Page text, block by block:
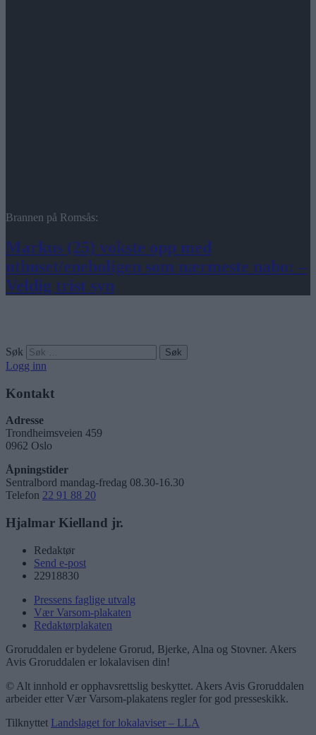
Brannen på Romsås:
Markus (25) vokste opp med
uthuset/eneboligen som nærmeste nabo: –
Veldig trist syn
Søk
Logg inn
Kontakt
Adresse
Trondheimsveien 459
0962 Oslo
Åpningstider
Sentralbord mandag-fredag 08.30-16.30
Telefon 22 91 88 20
Hjalmar Kielland jr.
Redaktør
Send e-post
22918830
Pressens faglige utvalg
Vær Varsom-plakaten
Redaktørplakaten
Groruddalen er bydelene Grorud, Bjerke, Alna og Stovner. Akers
Avis Groruddalen er lokalavisen din!
© Alt innhold er opphavsrettslig beskyttet. Akers Avis Groruddalen
arbeider etter Vær Varsom-plakatens regler for god presseskikk.
Tilknyttet Landslaget for lokalaviser – LLA